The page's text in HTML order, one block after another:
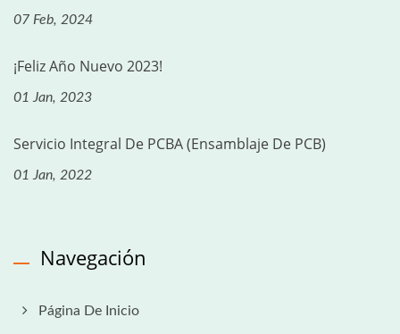
07 Feb, 2024
¡Feliz Año Nuevo 2023!
01 Jan, 2023
Servicio Integral De PCBA (ensamblaje De PCB)
01 Jan, 2022
Navegación
Página De Inicio